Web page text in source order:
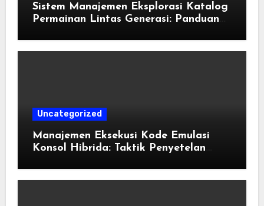
Sistem Manajemen Eksplorasi Katalog
Permainan Lintas Generasi: Panduan
Emulasi
Uncategorized
Manajemen Eksekusi Kode Emulasi
Konsol Hibrida: Taktik Penyetelan